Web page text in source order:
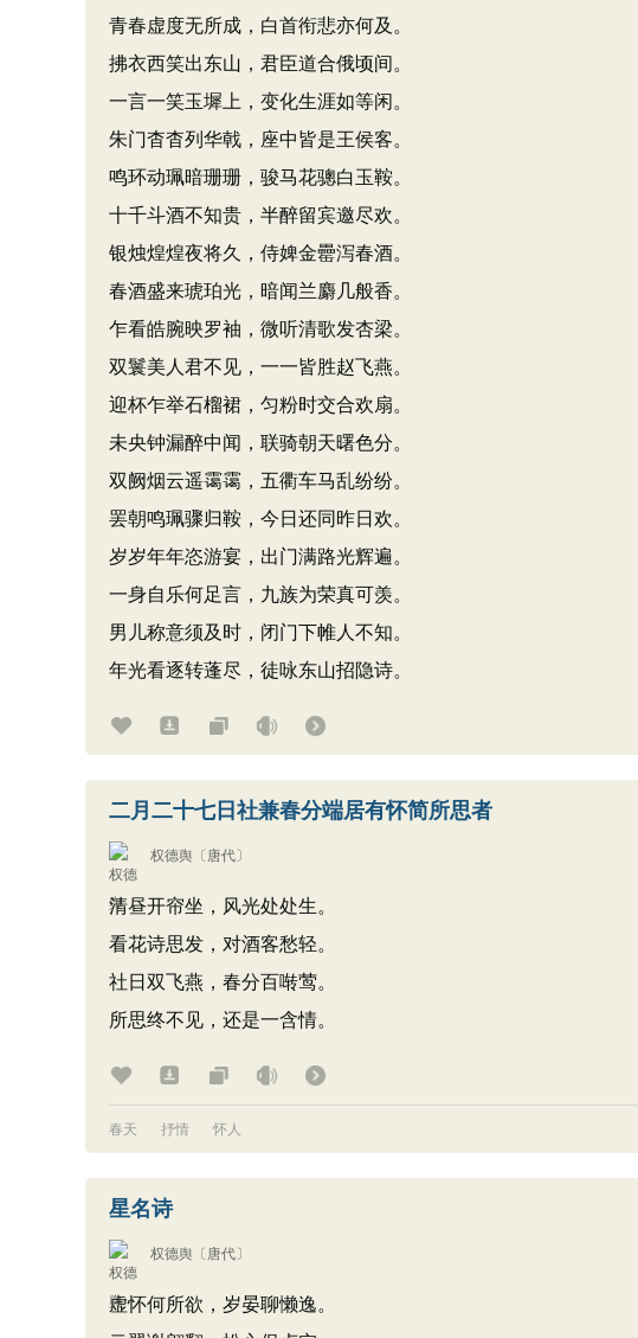
青春虚度无所成，白首衔悲亦何及。
拂衣西笑出东山，君臣道合俄顷间。
一言一笑玉墀上，变化生涯如等闲。
朱门杳杳列华戟，座中皆是王侯客。
鸣环动珮暗珊珊，骏马花骢白玉鞍。
十千斗酒不知贵，半醉留宾邀尽欢。
银烛煌煌夜将久，侍婢金罍泻春酒。
春酒盛来琥珀光，暗闻兰麝几般香。
乍看皓腕映罗袖，微听清歌发杏梁。
双鬟美人君不见，一一皆胜赵飞燕。
迎杯乍举石榴裙，匀粉时交合欢扇。
未央钟漏醉中闻，联骑朝天曙色分。
双阙烟云遥霭霭，五衢车马乱纷纷。
罢朝鸣珮骤归鞍，今日还同昨日欢。
岁岁年年恣游宴，出门满路光辉遍。
一身自乐何足言，九族为荣真可羡。
男儿称意须及时，闭门下帷人不知。
年光看逐转蓬尽，徒咏东山招隐诗。
二月二十七日社兼春分端居有怀简所思者
权德舆 〔唐代〕
清昼开帘坐，风光处处生。
看花诗思发，对酒客愁轻。
社日双飞燕，春分百啭莺。
所思终不见，还是一含情。
春天 抒情 怀人
星名诗
权德舆 〔唐代〕
虚怀何所欲，岁晏聊懒逸。